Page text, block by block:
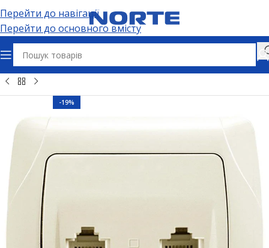
Перейти до навігації
Перейти до основного вмісту
Електрофурнітура Розетки Інтернет та TV розетки
-19%